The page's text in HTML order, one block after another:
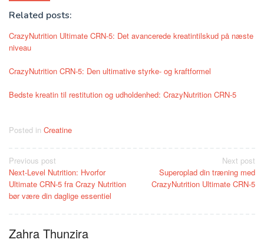
Related posts:
CrazyNutrition Ultimate CRN-5: Det avancerede kreatintilskud på næste
niveau
CrazyNutrition CRN-5: Den ultimative styrke- og kraftformel
Bedste kreatin til restitution og udholdenhed: CrazyNutrition CRN-5
Posted in Creatine
Post
navigation
Previous post
Next-Level Nutrition: Hvorfor
Ultimate CRN-5 fra Crazy Nutrition
bør være din daglige essentiel
Next post
Superoplad din træning med
CrazyNutrition Ultimate CRN-5
Zahra Thunzira